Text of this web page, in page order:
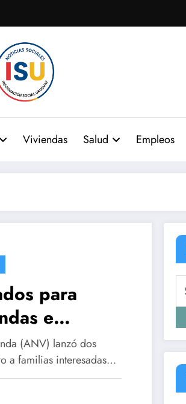
Viviendas Salud Empleos
para
e
en
interior
(ANV) lanzó dos
a familias interesadas…